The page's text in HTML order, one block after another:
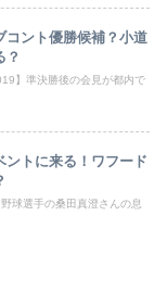
コント優勝候補？小道
？
】準決勝後の会見が都内で
ントに来る！ワフード
球選手の桑田真澄さんの息